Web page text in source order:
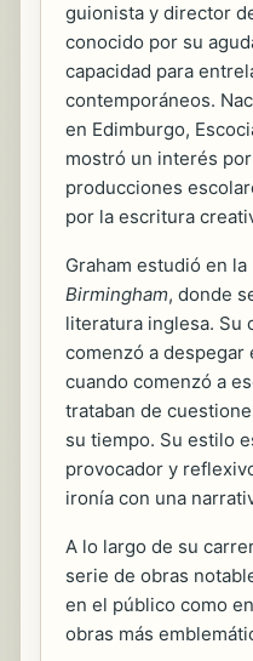
guionista y director
conocido por su
capacidad para
contemporáneos.
en Edimburgo,
mostró un interés
producciones
por la escritura
Graham estudió en la
Birmingham, donde
literatura inglesa. Su
comenzó a despegar
cuando comenzó a
trataban de
su tiempo. Su estilo
provocador y
ironía con una
A lo largo de su
serie de obras
en el público como
obras más